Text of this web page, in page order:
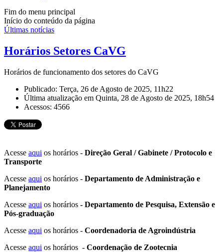
Fim do menu principal
Início do conteúdo da página
Últimas notícias
Horários Setores CaVG
Horários de funcionamento dos setores do CaVG
Publicado: Terça, 26 de Agosto de 2025, 11h22
Última atualização em Quinta, 28 de Agosto de 2025, 18h54
Acessos: 4566
Acesse aqui os horários - Direção Geral / Gabinete / Protocolo e
Transporte
Acesse aqui os horários - Departamento de Administração e
Planejamento
Acesse aqui os horários - Departamento de Pesquisa, Extensão e
Pós-graduação
Acesse aqui os horários - Coordenadoria de Agroindústria
Acesse aqui os horários - Coordenação de Zootecnia